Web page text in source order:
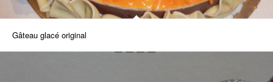
Gâteau glacé original